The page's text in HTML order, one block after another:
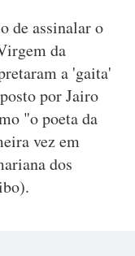
de assinalar o
da
a 'gaita'
por Jairo
"o poeta da
vez em
dos